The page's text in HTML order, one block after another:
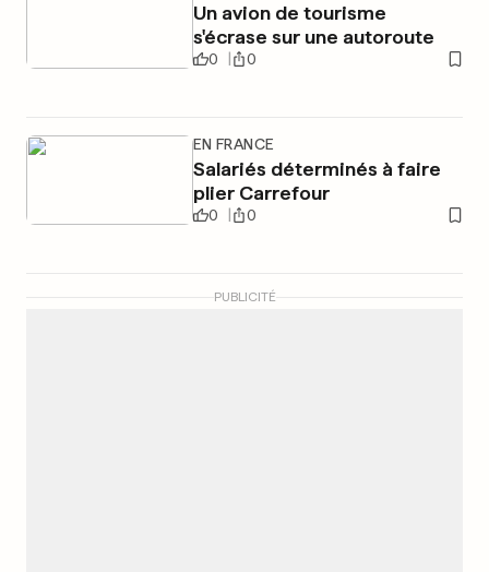
Un avion de tourisme
s'écrase sur une autoroute
0 0
EN FRANCE
Salariés déterminés à faire
plier Carrefour
0 0
PUBLICITÉ